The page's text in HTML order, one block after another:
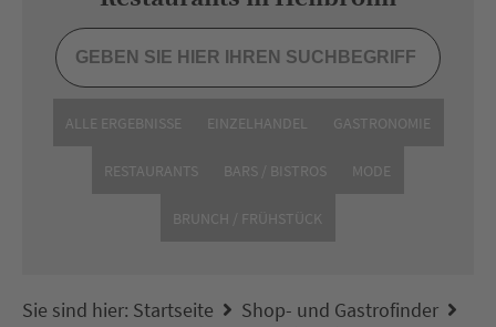
ALLE ERGEBNISSE EINZELHANDEL GASTRONOMIE
RESTAURANTS BARS / BISTROS MODE
BRUNCH / FRÜHSTÜCK
Sie sind hier: Startseite
Shop- und Gastrofinder